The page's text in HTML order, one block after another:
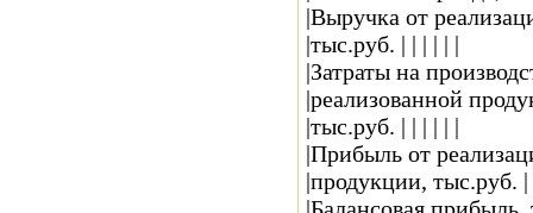
|Выручка от
|тыс.руб. | | | | | |
|Затраты на
|реализованной
|тыс.руб. | | | | | |
|Прибыль от
|продукции, тыс.руб. |